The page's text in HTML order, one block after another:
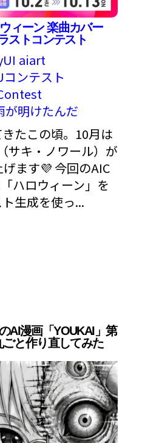
ィーン 楽曲カバー
ストコンテスト
aiart
コンテスト
が明けたんだ
たこの頃。10月は
サキ・ノワール）が
ます💜 今回のAIC
ハロウィーン」を
生成を使っ...
AI漫画「YOUKAI」第
と作り直してみた